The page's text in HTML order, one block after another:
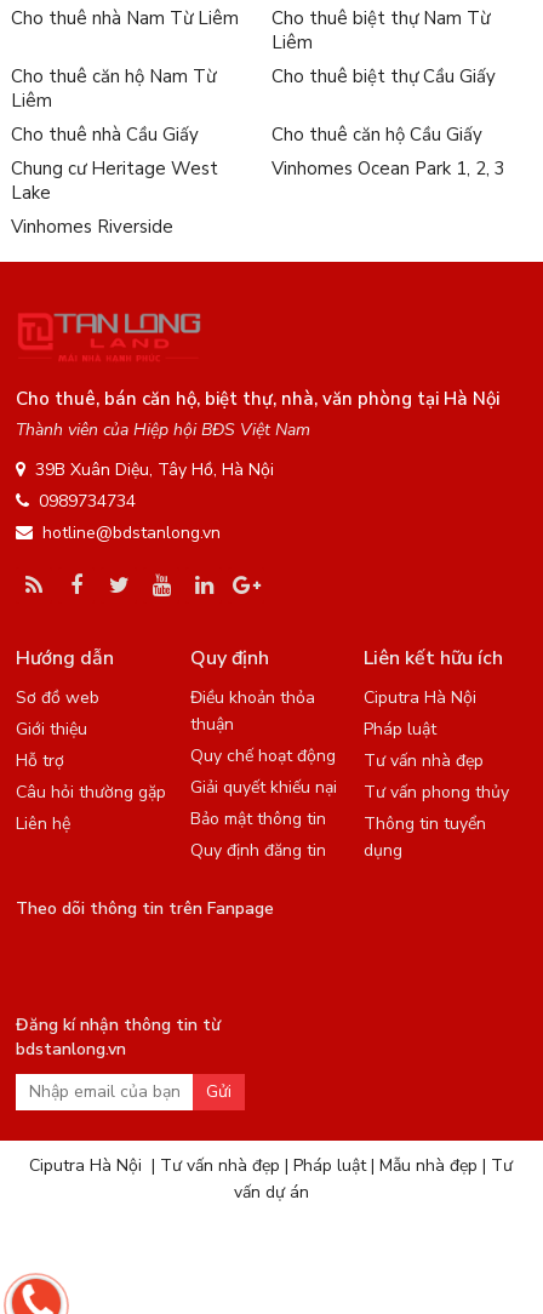
Cho thuê nhà Nam Từ Liêm
Cho thuê biệt thự Nam Từ
Liêm
Cho thuê căn hộ Nam Từ
Liêm
Cho thuê biệt thự Cầu Giấy
Cho thuê nhà Cầu Giấy
Cho thuê căn hộ Cầu Giấy
Chung cư Heritage West
Lake
Vinhomes Ocean Park 1, 2, 3
Vinhomes Riverside
Cho thuê, bán căn hộ, biệt thự, nhà, văn phòng tại Hà Nội
Thành viên của Hiệp hội BĐS Việt Nam
39B Xuân Diệu, Tây Hồ, Hà Nội
0989734734
hotline@bdstanlong.vn
Hướng dẫn
Sơ đồ web
Giới thiệu
Hỗ trợ
Câu hỏi thường gặp
Liên hệ
Quy định
Điều khoản thỏa
thuận
Quy chế hoạt động
Giải quyết khiếu nại
Bảo mật thông tin
Quy định đăng tin
Liên kết hữu ích
Ciputra Hà Nội
Pháp luật
Tư vấn nhà đẹp
Tư vấn phong thủy
Thông tin tuyển
dụng
Theo dõi thông tin trên Fanpage
Đăng kí nhận thông tin từ
bdstanlong.vn
Gửi
Ciputra Hà Nội | Tư vấn nhà đẹp |Pháp luật|Mẫu nhà đẹp | Tư
vấn dự án